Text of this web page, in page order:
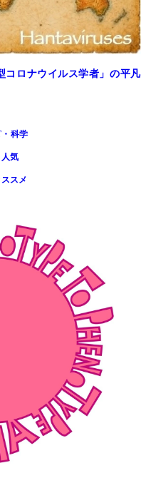
コロナウイルス学者」の平凡
科学
人気
スメ